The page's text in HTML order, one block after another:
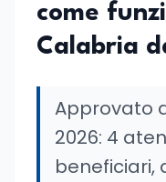
come
Calabria
Approvato
2026: 4
beneficiari,